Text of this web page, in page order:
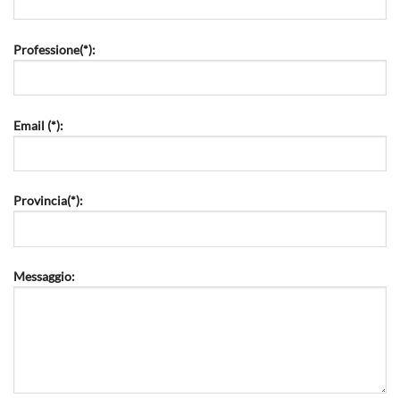
Professione(*):
Email (*):
Provincia(*):
Messaggio: